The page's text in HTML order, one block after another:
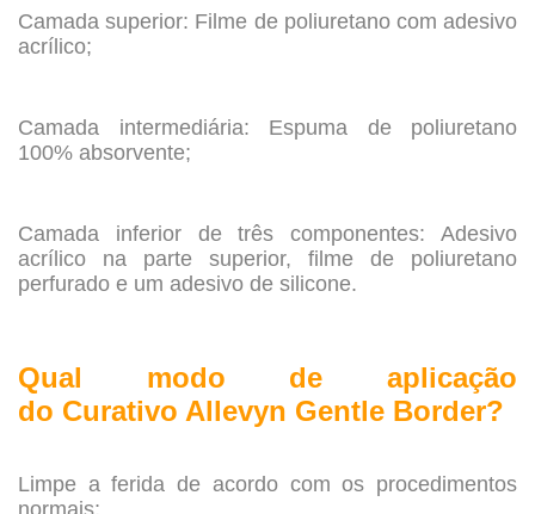
Camada superior: Filme de poliuretano com adesivo
acrílico;
Camada intermediária: Espuma de poliuretano
100% absorvente;
Camada inferior de três componentes: Adesivo
acrílico na parte superior, filme de poliuretano
perfurado e um adesivo de silicone.
Qual modo de aplicação
do Curativo Allevyn Gentle Border?
Limpe a ferida de acordo com os procedimentos